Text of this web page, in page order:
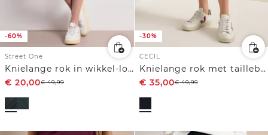
-60%
Street One
Knielange rok in wikkel-look
€ 20,00€49,99
-30%
CECIL
Knielange rok met taillebanddetail
€ 35,00€49,99